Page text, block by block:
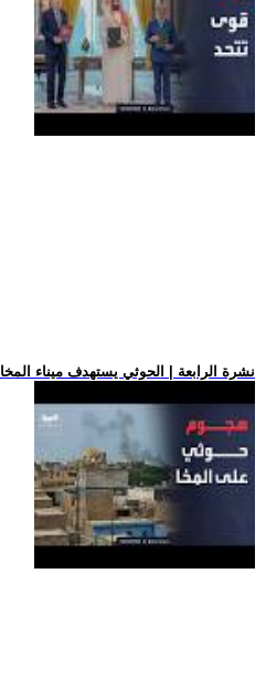
.. نشرة الرابعة | الحوثي يستهدف ميناء